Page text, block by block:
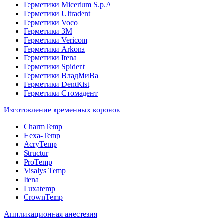
Герметики Micerium S.p.A
Герметики Ultradent
Герметики Voco
Герметики 3M
Герметики Vericom
Герметики Arkona
Герметики Itena
Герметики Spident
Герметики ВладМиВа
Герметики DentKist
Герметики Стомадент
Изготовление временных коронок
CharmTemp
Hexa-Temp
AcryTemp
Structur
ProTemp
Visalys Temp
Itena
Luxatemp
CrownTemp
Аппликационная анестезия